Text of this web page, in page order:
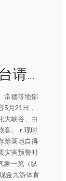
现金九游体育app平台请高大旅客密切温存筹画地自得预警和景区官方见告-九游体育app官网下载IOS/安卓全站最新版下载
常德等地部
5月21日，
大峡谷、白
客。 r 现时
筹画地自得
灾害预警时
象一览（纵
金九游体育